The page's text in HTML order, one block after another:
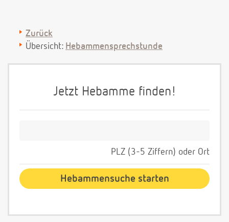
Zurück
Übersicht: Hebammensprechstunde
Jetzt Hebamme finden!
PLZ (3-5 Ziffern) oder Ort